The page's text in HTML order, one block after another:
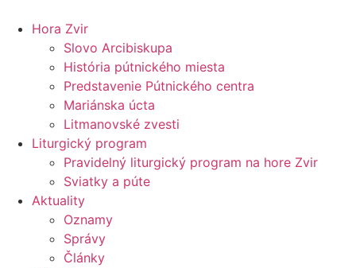
Hora Zvir
Slovo Arcibiskupa
História pútnického miesta
Predstavenie Pútnického centra
Mariánska úcta
Litmanovské zvesti
Liturgický program
Pravidelný liturgický program na hore Zvir
Sviatky a púte
Aktuality
Oznamy
Správy
Články